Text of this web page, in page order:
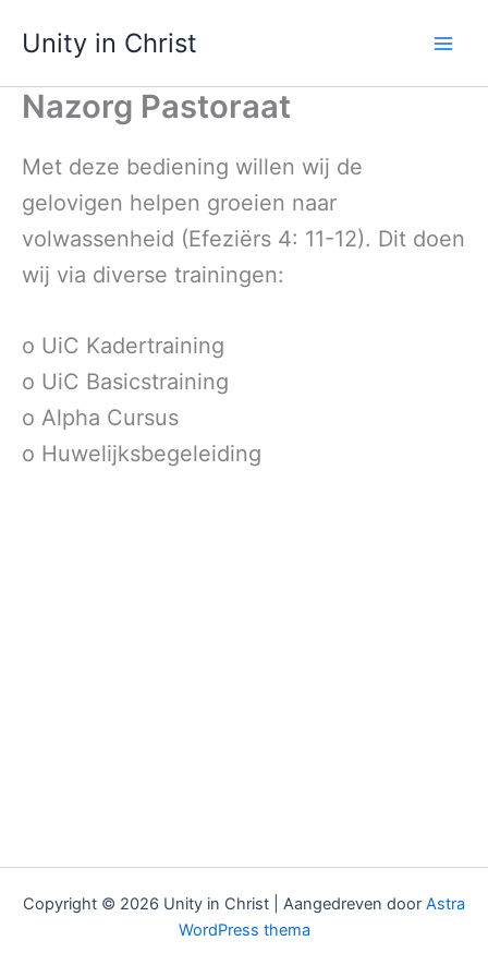
naar
inhoud
Unity in Christ
Nazorg Pastoraat
Met deze bediening willen wij de
gelovigen helpen groeien naar
volwassenheid (Efeziërs 4: 11-12). Dit doen
wij via diverse trainingen:
o UiC Kadertraining
o UiC Basicstraining
o Alpha Cursus
o Huwelijksbegeleiding
Copyright © 2026 Unity in Christ | Aangedreven door Astra
WordPress thema